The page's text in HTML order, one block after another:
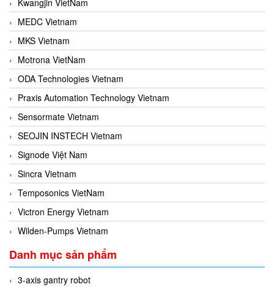
Kwangjin VietNam
MEDC Vietnam
MKS Vietnam
Motrona VietNam
ODA Technologies Vietnam
Praxis Automation Technology Vietnam
Sensormate Vietnam
SEOJIN INSTECH Vietnam
Signode Việt Nam
Sincra Vietnam
Temposonics VietNam
Victron Energy Vietnam
Wilden-Pumps Vietnam
Danh mục sản phẩm
3-axis gantry robot